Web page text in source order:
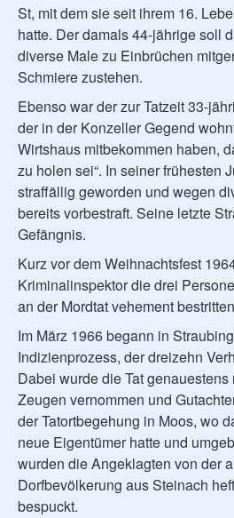
St, mit dem sie seit ihrem 16.
hatte. Der damals 44-jährige soll
diverse Male zu Einbrüchen
Schmiere zustehen.
Ebenso war der zur Tatzeit 33-
der in der Konzeller Gegend
Wirtshaus mitbekommen haben,
zu holen sei“. In seiner frühesten
straffällig geworden und wegen
bereits vorbestraft. Seine letzte
Gefängnis.
Kurz vor dem Weihnachtsfest
Kriminalinspektor die drei
an der Mordtat vehement
Im März 1966 begann in
Indizienprozess, der dreizehn
Dabei wurde die Tat
Zeugen vernommen und
der Tatortbegehung in Moos, wo
neue Eigentümer hatte und
wurden die Angeklagten von der
Dorfbevölkerung aus Steinach
bespuckt.